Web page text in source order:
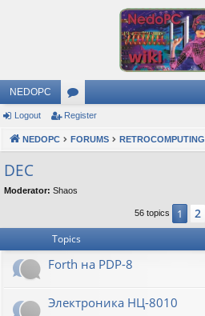
NEDOPC
or
u
s
Logout Register
NEDOPC FORUMS RETROCOMPUTING
DEC
Moderator: Shaos
56 topics 1 2
Topics
Forth на PDP-8
Электроника НЦ-8010